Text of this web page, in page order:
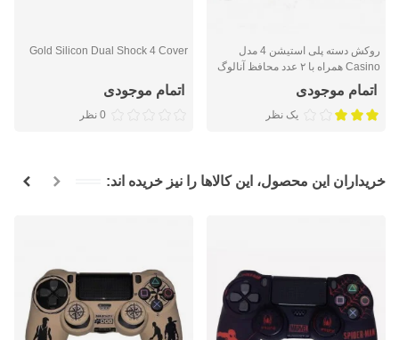
روکش دسته پلی استیشن 4 مدل
Casino همراه با ۲ عدد محافظ آنالوگ
اتمام موجودی
یک نظر
Gold Silicon Dual Shock 4 Cover
اتمام موجودی
0 نظر
خریداران این محصول، این کالاها را نیز خریده اند: